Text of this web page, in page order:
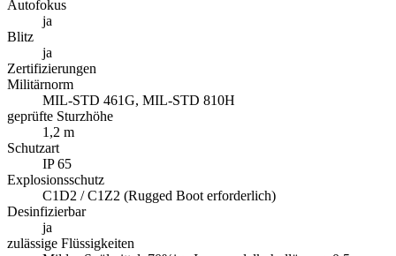
Autofokus
ja
Blitz
ja
Zertifizierungen
Militärnorm
MIL-STD 461G, MIL-STD 810H
geprüfte Sturzhöhe
1,2 m
Schutzart
IP 65
Explosionsschutz
C1D2 / C1Z2 (Rugged Boot erforderlich)
Desinfizierbar
ja
zulässige Flüssigkeiten